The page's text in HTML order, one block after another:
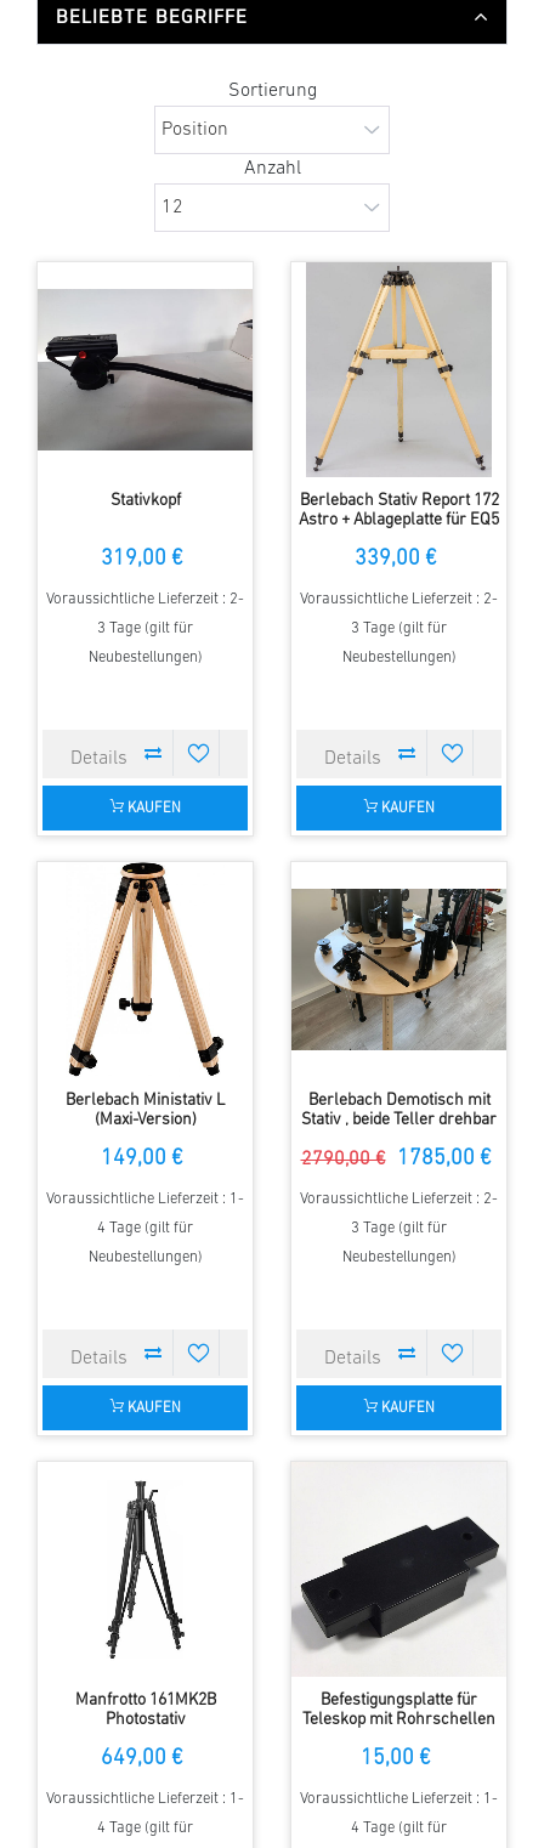
BELIEBTE BEGRIFFE
Sortierung
Anzahl
Stativkopf
319,00 €
Voraussichtliche Lieferzeit : 2-
3 Tage (gilt für
Neubestellungen)
KAUFEN
Berlebach Stativ Report 172
Astro + Ablageplatte für EQ5
339,00 €
Voraussichtliche Lieferzeit : 2-
3 Tage (gilt für
Neubestellungen)
KAUFEN
Berlebach Ministativ L
(Maxi-Version)
149,00 €
Voraussichtliche Lieferzeit : 1-
4 Tage (gilt für
Neubestellungen)
KAUFEN
Berlebach Demotisch mit
Stativ , beide Teller drehbar
2790,00 € 1785,00 €
Voraussichtliche Lieferzeit : 2-
3 Tage (gilt für
Neubestellungen)
KAUFEN
Manfrotto 161MK2B
Photostativ
649,00 €
Voraussichtliche Lieferzeit : 1-
4 Tage (gilt für
Befestigungsplatte für
Teleskop mit Rohrschellen
15,00 €
Voraussichtliche Lieferzeit : 1-
4 Tage (gilt für